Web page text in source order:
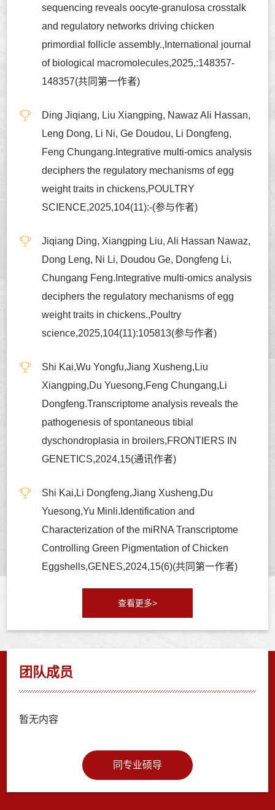
sequencing reveals oocyte-granulosa crosstalk
and regulatory networks driving chicken
primordial follicle assembly.,International journal
of biological macromolecules,2025,:148357-
148357(共同第一作者)
Ding Jiqiang, Liu Xiangping, Nawaz Ali Hassan,
Leng Dong, Li Ni, Ge Doudou, Li Dongfeng,
Feng Chungang.Integrative multi-omics analysis
deciphers the regulatory mechanisms of egg
weight traits in chickens,POULTRY
SCIENCE,2025,104(11):-(参与作者)
Jiqiang Ding, Xiangping Liu, Ali Hassan Nawaz,
Dong Leng, Ni Li, Doudou Ge, Dongfeng Li,
Chungang Feng.Integrative multi-omics analysis
deciphers the regulatory mechanisms of egg
weight traits in chickens.,Poultry
science,2025,104(11):105813(参与作者)
Shi Kai,Wu Yongfu,Jiang Xusheng,Liu
Xiangping,Du Yuesong,Feng Chungang,Li
Dongfeng.Transcriptome analysis reveals the
pathogenesis of spontaneous tibial
dyschondroplasia in broilers,FRONTIERS IN
GENETICS,2024,15(通讯作者)
Shi Kai,Li Dongfeng,Jiang Xusheng,Du
Yuesong,Yu Minli.Identification and
Characterization of the miRNA Transcriptome
Controlling Green Pigmentation of Chicken
Eggshells,GENES,2024,15(6)(共同第一作者)
查看更多>
团队成员
暂无内容
同专业硕导